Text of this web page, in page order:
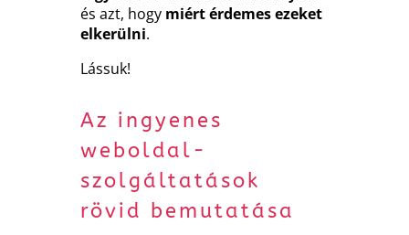
és azt, hogy miért érdemes ezeket
elkerülni.
Lássuk!
Az ingyenes
weboldal-
szolgáltatások
rövid bemutatása